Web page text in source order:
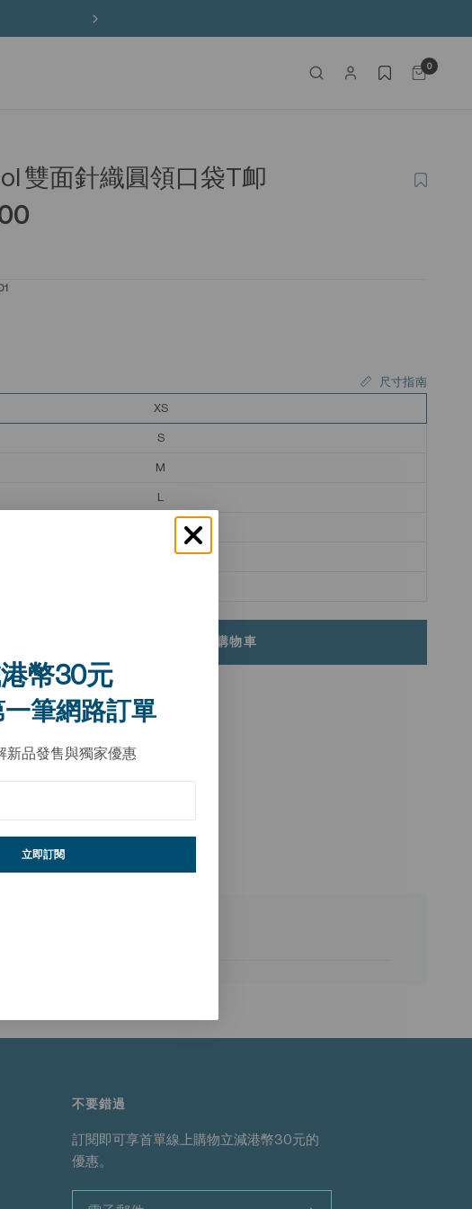
0
雙面針織圓領口袋T卹
加
尺寸指南
XS
S
M
L
加入購物車
穿度與舒適度之間取得良好平衡。
閒放鬆或日常各種場合，都能維持清涼、乾爽與舒適的穿著體驗。
不要錯過
訂閱即可享首單線上購物立減港幣30元的
優惠。
幣30元
筆網路訂單
新品發售與獨家優惠
立即訂閱